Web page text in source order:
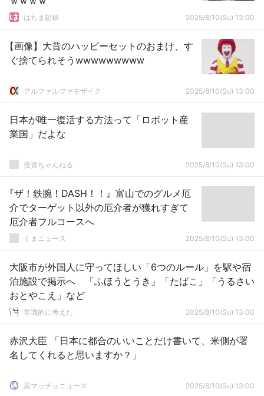
はちま起稿 2025/8/10(Su) 13:00
【画像】大昔のハッピーセットのおまけ、す
ぐ捨てられそうwwwwwwwww
アルファルファモザイク 2025/8/10(Su) 13:00
日本が唯一復活する方法って「ロボット産
業国」だよな
投資ちゃんねる 2025/8/10(Su) 13:00
『ザ！鉄腕！DASH！！』富山でのグルメ厄
介でターゲット以外の厄介者が獲れすぎて
厄介者フルコースへ
くまニュース 2025/8/10(Su) 13:00
大阪市が外国人に守ってほしい「6つのルール」を駅や宿
泊施設で掲示へ 「ふほうとうき」「たばこ」「うるさい
おとやこえ」など
常識的に考えた 2025/8/10(Su) 13:00
赤沢大臣 「日本に都合のいいことだけ書いて、米側が署
名してくれると思いますか？」
黒マッチョニュース 2025/8/10(Su) 13:00